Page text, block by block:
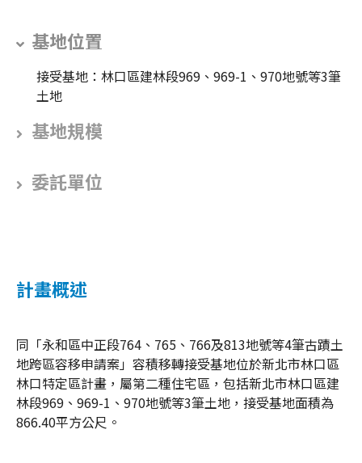
基地位置
接受基地：林口區建林段969、969-1、970地號等3筆
土地
基地規模
委託單位
計畫概述
同「永和區中正段764、765、766及813地號等4筆古蹟土
地跨區容移申請案」容積移轉接受基地位於新北市林口區
林口特定區計畫，屬第二種住宅區，包括新北市林口區建
林段969、969-1、970地號等3筆土地，接受基地面積為
866.40平方公尺。